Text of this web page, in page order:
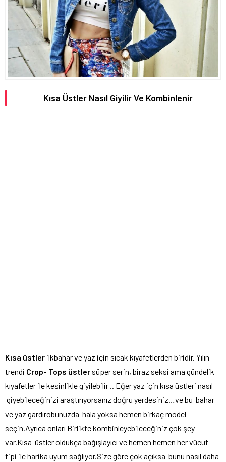
Kısa Üstler Nasıl Giyilir Ve Kombinlenir
Kısa üstler ilkbahar ve yaz için sıcak kıyafetlerden biridir. Yılın
trendi Crop- Tops üstler süper serin, biraz seksi ama gündelik
kıyafetler ile kesinlikle giyilebilir .. Eğer yaz için kısa üstleri nasıl
giyebileceğinizi araştırıyorsanız doğru yerdesiniz…ve bu bahar
ve yaz gardırobunuzda hala yoksa hemen birkaç model
seçin.Ayrıca onları Birlikte kombinleyebileceğiniz çok şey
var.Kısa üstler oldukça bağışlayıcı ve hemen hemen her vücut
tipi ile harika uyum sağlıyor.Size göre çok açıksa bunu nasıl daha